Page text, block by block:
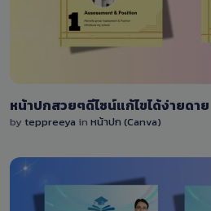
หน้าปกสวยๆดีไซน์แก้ไขได้ง่ายดาย
by teppreeya in หน้าปก (Canva)